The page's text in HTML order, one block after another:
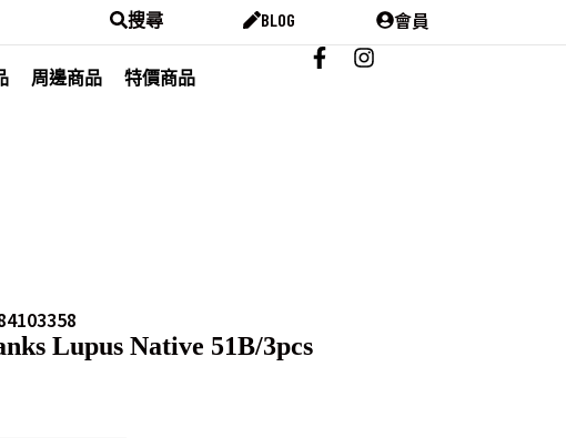
搜尋 BLOG 會員
周邊商品
特價商品
Lupus Native 51B/3pcs